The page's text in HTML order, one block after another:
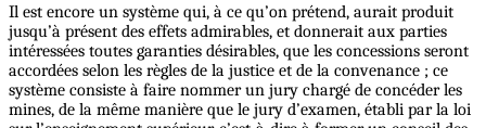
Il est encore un système qui, à ce qu’on prétend, aurait produit
jusqu’à présent des effets admirables, et donnerait aux parties
intéressées toutes garanties désirables, que les concessions seront
accordées selon les règles de la justice et de la convenance ; ce
système consiste à faire nommer un jury chargé de concéder les
mines, de la même manière que le jury d’examen, établi par la loi